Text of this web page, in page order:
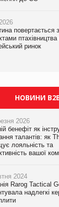
повертається з
птахівництва
ринок
повертається з
птахівництва
ринок
повертається з
птахівництва
ринок
НОВИНИ
2026
бенефіт як
талантів: як
лояльність та
вашої
2024
Rarog Tactical
надлегкі